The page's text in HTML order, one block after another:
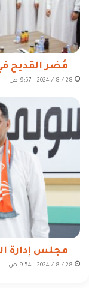
مُضر القديح
28 / 8 / 2024 - 9:57 ص
مجلس إدارة
28 / 8 / 2024 - 9:54 ص